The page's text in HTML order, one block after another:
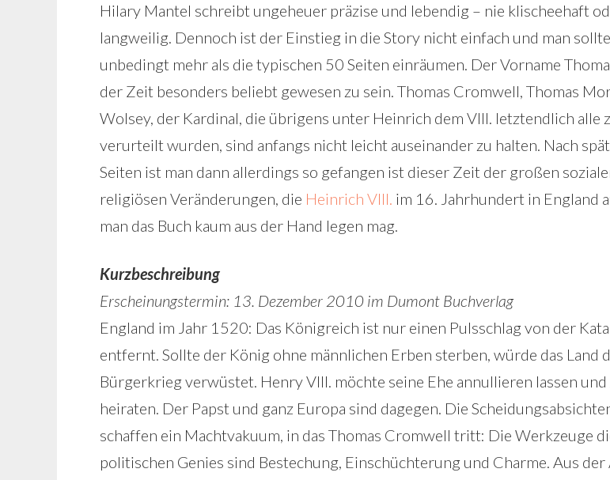
Hilary Mantel schreibt ungeheuer präzise und lebendig – nie klischeehaft
langweilig. Dennoch ist der Einstieg in die Story nicht einfach und man
unbedingt mehr als die typischen 50 Seiten einräumen. Der Vorname
der Zeit besonders beliebt gewesen zu sein. Thomas Cromwell, Thomas
Wolsey, der Kardinal, die übrigens unter Heinrich dem VIII. letztendlich alle
verurteilt wurden, sind anfangs nicht leicht auseinander zu halten. Nach
Seiten ist man dann allerdings so gefangen ist dieser Zeit der großen
religiösen Veränderungen, die Heinrich VIII. im 16. Jahrhundert in England
man das Buch kaum aus der Hand legen mag.
Kurzbeschreibung
Erscheinungstermin: 13. Dezember 2010 im Dumont Buchverlag
England im Jahr 1520: Das Königreich ist nur einen Pulsschlag von der
entfernt. Sollte der König ohne männlichen Erben sterben, würde das Land
Bürgerkrieg verwüstet. Henry VIII. möchte seine Ehe annullieren lassen
heiraten. Der Papst und ganz Europa sind dagegen. Die
schaffen ein Machtvakuum, in das Thomas Cromwell tritt: Die Werkzeuge
politischen Genies sind Bestechung, Einschüchterung und Charme. Aus der